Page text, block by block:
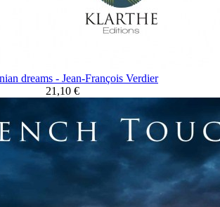
dreams - Jean-François Verdier
21,10 €